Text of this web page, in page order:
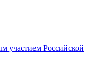
участием Российской